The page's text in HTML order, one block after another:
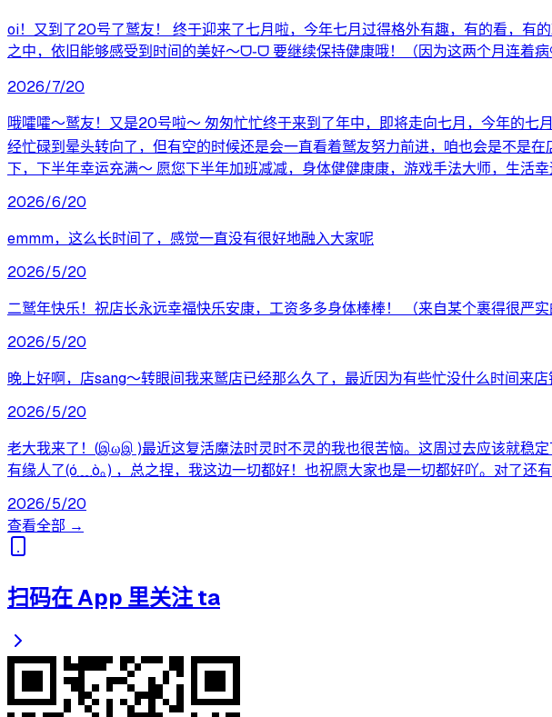
oi！又到了20号了鹫友！ 终于迎来了七月啦，今年七月过得格外有趣，有的看，有
之中，依旧能够感受到时间的美好～ᗜ֊ᗜ 要继续保持健康哦！（因为这两个月连着病
2026/7/20
哦嚯嚯～鹫友！又是20号啦～ 匆匆忙忙终于来到了年中，即将走向七月，今年的七
经忙碌到晕头转向了，但有空的时候还是会一直看着鹫友努力前进，咱也会是不是
下，下半年幸运充满～ 愿您下半年加班减减，身体健健康康，游戏手法大师，生活幸
2026/6/20
emmm，这么长时间了，感觉一直没有很好地融入大家呢
2026/5/20
二鹫年快乐！祝店长永远幸福快乐安康，工资多多身体棒棒！ （来自某个裹得很严实
2026/5/20
晚上好啊，店sang～转眼间我来鹫店已经那么久了，最近因为有些忙没什么时间来
2026/5/20
老大我来了！(இωஇ )最近这复活魔法时灵时不灵的我也很苦恼。这周过去应该就稳
有缘人了(ó﹏ò｡) ，总之捏，我这边一切都好！也祝愿大家也是一切都好吖。对了还
2026/5/20
查看全部 →
扫码在 App 里关注 ta